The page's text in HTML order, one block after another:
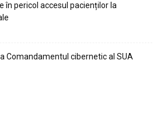
în pericol accesul pacienților la
Comandamentul cibernetic al SUA